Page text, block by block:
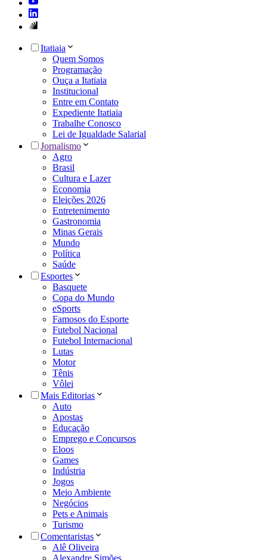
Itatiaia
Quem Somos
Programação
Ouça a Itatiaia
Institucional
Entre em Contato
Expediente Itatiaia
Trabalhe Conosco
Lei de Igualdade Salarial
Jornalismo
Agro
Brasil
Cultura e Lazer
Economia
Eleições 2026
Entretenimento
Gastronomia
Minas Gerais
Mundo
Política
Saúde
Esportes
Basquete
Copa do Mundo
eSports
Famosos do Esporte
Futebol Nacional
Futebol Internacional
Lutas
Motor
Tênis
Vôlei
Mais Editorias
Auto
Apostas
Educação
Emprego e Concursos
Eloos
Games
Indústria
Jogos
Meio Ambiente
Negócios
Pets e Animais
Turismo
Comentaristas
Alê Oliveira
Alexandre Simões